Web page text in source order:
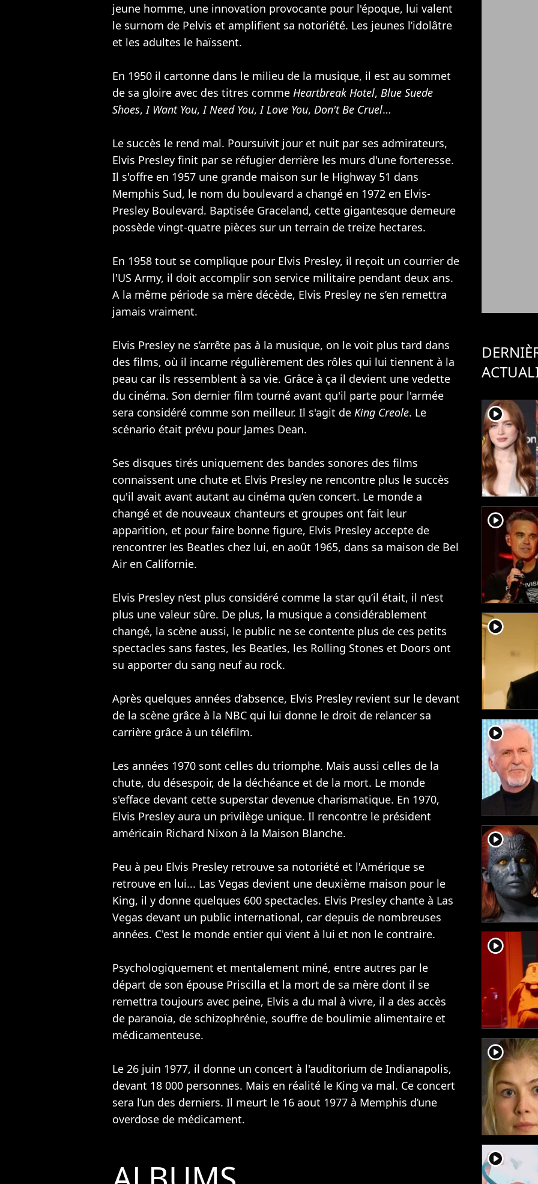
jeune homme, une innovation provocante pour l'époque, lui valent
le surnom de Pelvis et amplifient sa notoriété. Les jeunes l’idolâtre
et les adultes le haïssent.
En 1950 il cartonne dans le milieu de la musique, il est au sommet
de sa gloire avec des titres comme Heartbreak Hotel, Blue Suede
Shoes,I Want You,I Need You,I Love You, Don't Be Cruel…
Le succès le rend mal. Poursuivit jour et nuit par ses admirateurs,
Elvis Presley finit par se réfugier derrière les murs d'une forteresse.
Il s'offre en 1957 une grande maison sur le Highway 51 dans
Memphis Sud, le nom du boulevard a changé en 1972 en Elvis-
Presley Boulevard. Baptisée Graceland, cette gigantesque demeure
possède vingt-quatre pièces sur un terrain de treize hectares.
En 1958 tout se complique pour Elvis Presley, il reçoit un courrier de
l'US Army, il doit accomplir son service militaire pendant deux ans.
A la même période sa mère décède, Elvis Presley ne s’en remettra
jamais vraiment.
Elvis Presley ne s’arrête pas à la musique, on le voit plus tard dans
des films, où il incarne régulièrement des rôles qui lui tiennent à la
peau car ils ressemblent à sa vie. Grâce à ça il devient une vedette
du cinéma. Son dernier film tourné avant qu'il parte pour l'armée
sera considéré comme son meilleur. Il s'agit de King Creole. Le
scénario était prévu pour James Dean.
Ses disques tirés uniquement des bandes sonores des films
connaissent une chute et Elvis Presley ne rencontre plus le succès
qu'il avait avant autant au cinéma qu’en concert. Le monde a
changé et de nouveaux chanteurs et groupes ont fait leur
apparition, et pour faire bonne figure, Elvis Presley accepte de
rencontrer les Beatles chez lui, en août 1965, dans sa maison de Bel
Air en Californie.
Elvis Presley n’est plus considéré comme la star qu’il était, il n’est
plus une valeur sûre. De plus, la musique a considérablement
changé, la scène aussi, le public ne se contente plus de ces petits
spectacles sans fastes, les Beatles, les Rolling Stones et Doors ont
su apporter du sang neuf au rock.
Après quelques années d’absence, Elvis Presley revient sur le devant
de la scène grâce à la NBC qui lui donne le droit de relancer sa
carrière grâce à un téléfilm.
Les années 1970 sont celles du triomphe. Mais aussi celles de la
chute, du désespoir, de la déchéance et de la mort. Le monde
s'efface devant cette superstar devenue charismatique. En 1970,
Elvis Presley aura un privilège unique. Il rencontre le président
américain Richard Nixon à la Maison Blanche.
Peu à peu Elvis Presley retrouve sa notoriété et l'Amérique se
retrouve en lui... Las Vegas devient une deuxième maison pour le
King, il y donne quelques 600 spectacles. Elvis Presley chante à Las
Vegas devant un public international, car depuis de nombreuses
années. C'est le monde entier qui vient à lui et non le contraire.
Psychologiquement et mentalement miné, entre autres par le
départ de son épouse Priscilla et la mort de sa mère dont il se
remettra toujours avec peine, Elvis a du mal à vivre, il a des accès
de paranoïa, de schizophrénie, souffre de boulimie alimentaire et
médicamenteuse.
Le 26 juin 1977, il donne un concert à l'auditorium de Indianapolis,
devant 18 000 personnes. Mais en réalité le King va mal. Ce concert
sera l’un des derniers. Il meurt le 16 aout 1977 à Memphis d’une
overdose de médicament.
player2
player2
player2
player2
player2
player2
player2
player2